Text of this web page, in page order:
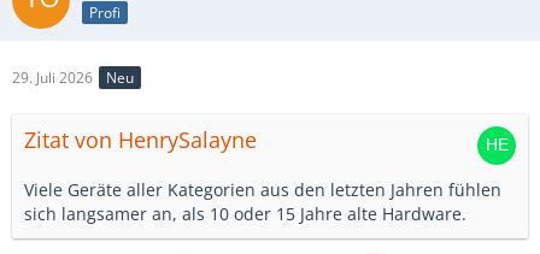
Profi
29. Juli 2026 Neu
Zitat von HenrySalayne
Viele Geräte aller Kategorien aus den letzten Jahren fühlen
sich langsamer an, als 10 oder 15 Jahre alte Hardware.